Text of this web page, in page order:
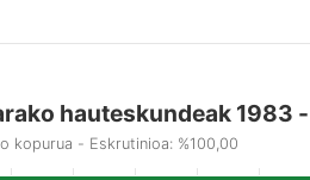
hauteskundeak 1983
kopurua - Eskrutinioa: %100,00